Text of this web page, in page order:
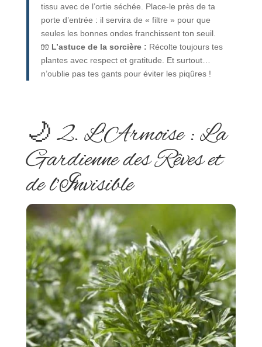
tissu avec de l’ortie séchée. Place-le près de ta
porte d’entrée : il servira de « filtre » pour que
seules les bonnes ondes franchissent ton seuil.
🧤 L’astuce de la sorcière : Récolte toujours tes
plantes avec respect et gratitude. Et surtout…
n’oublie pas tes gants pour éviter les piqûres !
🌙 2. L’Armoise : La
Gardienne des Rêves et
de l’Invisible